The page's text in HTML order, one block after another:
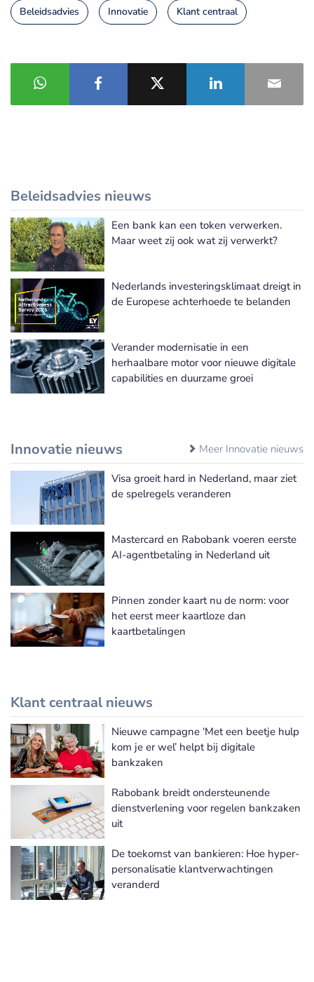
Beleidsadvies Innovatie Klant centraal
Beleidsadvies nieuws
Meer Beleidsadvies nieuws
Een bank kan een token verwerken.
Maar weet zij ook wat zij verwerkt?
Nederlands investeringsklimaat dreigt in
de Europese achterhoede te belanden
Verander modernisatie in een
herhaalbare motor voor nieuwe digitale
capabilities en duurzame groei
Innovatie nieuws Meer Innovatie nieuws
Visa groeit hard in Nederland, maar ziet
de spelregels veranderen
Mastercard en Rabobank voeren eerste
AI-agentbetaling in Nederland uit
Pinnen zonder kaart nu de norm: voor
het eerst meer kaartloze dan
kaartbetalingen
Klant centraal nieuws
Meer Klant centraal nieuws
Nieuwe campagne ‘Met een beetje hulp
kom je er wel’ helpt bij digitale
bankzaken
Rabobank breidt ondersteunende
dienstverlening voor regelen bankzaken
uit
De toekomst van bankieren: Hoe hyper-
personalisatie klantverwachtingen
veranderd